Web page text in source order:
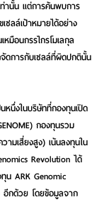
ท่านั้น แต่การค้นพบการ
ซลล์เป้าหมายได้อย่าง
มือนกรรไกรโมเลกุล
จัดการกับเซลล์ที่ผิดปกตินั้น
หนึ่งในบริษัทที่กองทุนเปิด
กองทุนรวม
ามเสี่ยงสูง) เน้นลงทุนใน
Revolution ได้
น ARK Genomic
อีกด้วย โดยข้อมูลจาก